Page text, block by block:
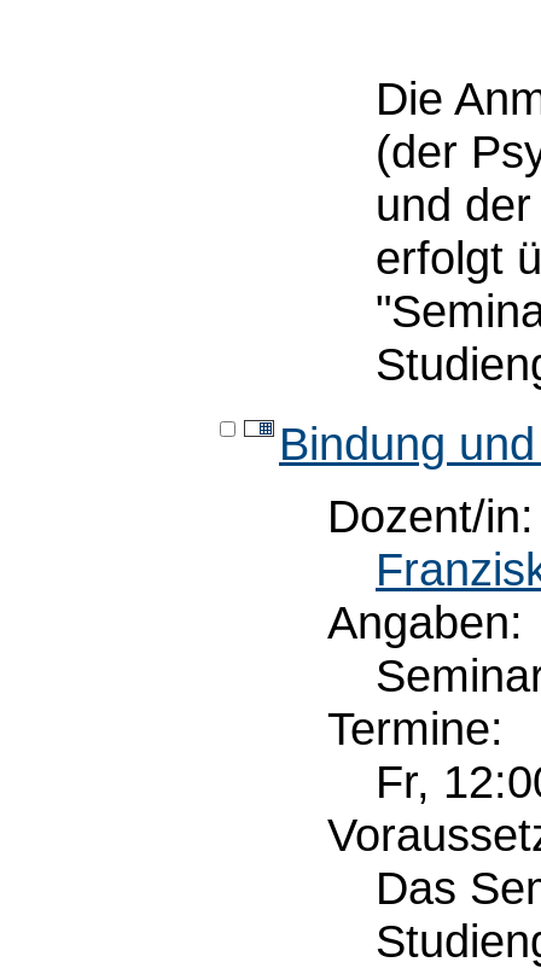
Die
(der
und
erfolgt
Bindung
Dozent/in:
Angaben:
Termine:
Fr,
Das